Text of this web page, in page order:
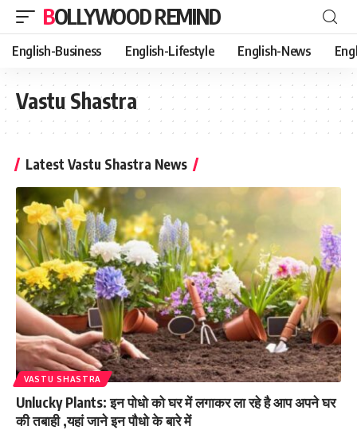
BOLLYWOOD REMIND
English-Business English-Lifestyle English-News
Vastu Shastra
Latest Vastu Shastra News
VASTU SHASTRA
Unlucky Plants: इन पोधो को घर में लगाकर ला रहे है आप अपने घर
की तबाही ,यहां जाने इन पौधो के बारे में